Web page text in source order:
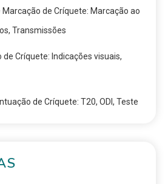
de Críquete: Marcação ao
Transmissões
Críquete: Indicações visuais,
de Críquete: T20, ODI, Teste